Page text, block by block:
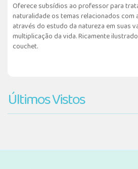
Oferece subsídios ao professor para
naturalidade os temas relacionados com
através do estudo da natureza em suas
multiplicação da vida. Ricamente
couchet.
Últimos Vistos